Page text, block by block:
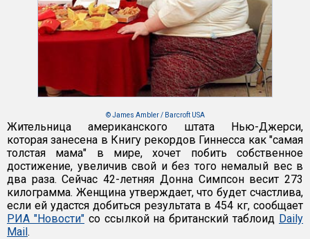
© James Ambler / Barcroft USA
Жительница американского штата Нью-Джерси,
которая занесена в Книгу рекордов Гиннесса как "самая
толстая мама" в мире, хочет побить собственное
достижение, увеличив свой и без того немалый вес в
два раза. Сейчас 42-летняя Донна Симпсон весит 273
килограмма. Женщина утверждает, что будет счастлива,
если ей удастся добиться результата в 454 кг, сообщает
РИА "Новости"со ссылкой на британский таблоид Daily
Mail.